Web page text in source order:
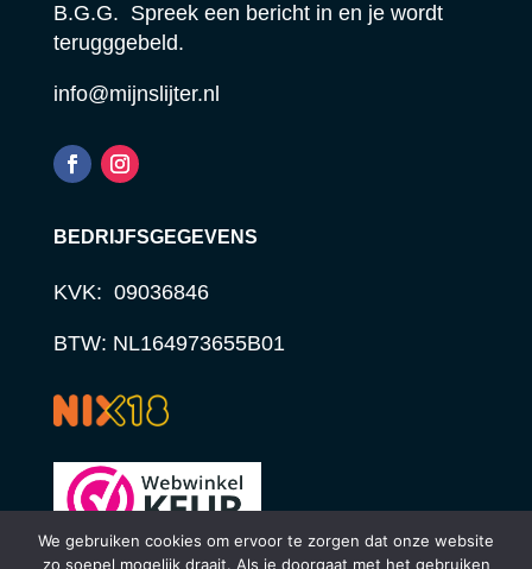
B.G.G. Spreek een bericht in en je wordt
terugggebeld.
info@mijnslijter.nl
BEDRIJFSGEGEVENS
KVK: 09036846
BTW: NL164973655B01
We gebruiken cookies om ervoor te zorgen dat onze website
zo soepel mogelijk draait. Als je doorgaat met het gebruiken